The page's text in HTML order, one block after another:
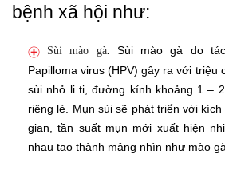
bệnh xã hội như:
Sùi mào gà. Sùi mào gà do
Papilloma virus (HPV) gây ra với triệu
sùi nhỏ li ti, đường kính khoảng 1 –
riêng lẻ. Mụn sùi sẽ phát triển với
gian, tần suất mụn mới xuất hiện
nhau tạo thành mảng nhìn như mào